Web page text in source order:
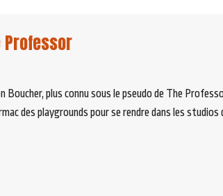
Professor
Boucher, plus connu sous le pseudo de The
des playgrounds pour se rendre dans les